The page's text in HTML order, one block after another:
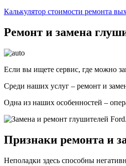
Калькулятор стоимости ремонта
Ремонт и замена
Если вы ищете сервис, где можно
Среди наших услуг – ремонт и
Одна из наших особенностей –
Признаки ремонта и
Неполадки здесь способны